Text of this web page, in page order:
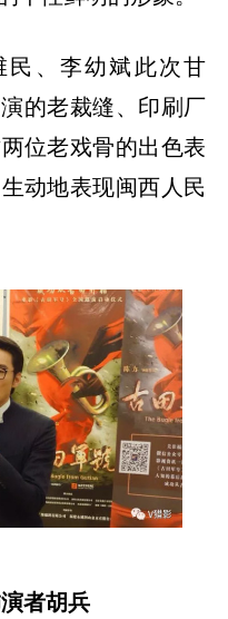
民、李幼斌此次甘
的老裁缝、印刷厂
位老戏骨的出色表
动地表现闽西人民
者胡兵